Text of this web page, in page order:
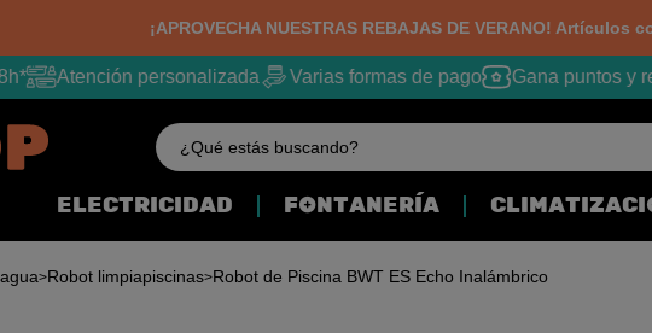
¡APROVECHA NUESTRAS REBAJAS DE VERANO!
Atención personalizada Varias formas de pago Gana puntos y
¿Qué estás buscando?
ELECTRICIDAD FONTANERÍA
Robot limpiapiscinas Robot de Piscina BWT ES Echo Inalámbrico